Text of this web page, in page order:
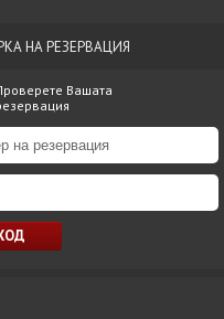
НА РЕЗЕРВАЦИЯ
Вашата